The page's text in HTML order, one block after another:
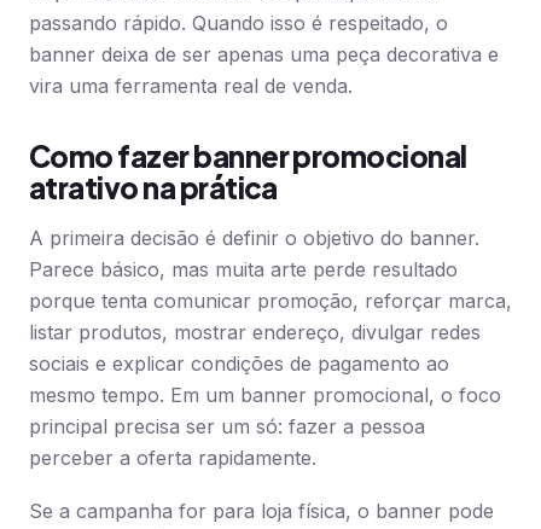
passando rápido. Quando isso é respeitado, o
banner deixa de ser apenas uma peça decorativa e
vira uma ferramenta real de venda.
Como fazer banner promocional
atrativo na prática
A primeira decisão é definir o objetivo do banner.
Parece básico, mas muita arte perde resultado
porque tenta comunicar promoção, reforçar marca,
listar produtos, mostrar endereço, divulgar redes
sociais e explicar condições de pagamento ao
mesmo tempo. Em um banner promocional, o foco
principal precisa ser um só: fazer a pessoa
perceber a oferta rapidamente.
Se a campanha for para loja física, o banner pode